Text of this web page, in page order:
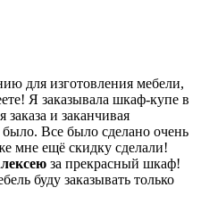
для изготовления мебели,
Я заказывала шкаф-купе в
и заканчивая
Все было сделано очень
мне ещё скидку сделали!
за прекрасный шкаф!
буду заказывать только